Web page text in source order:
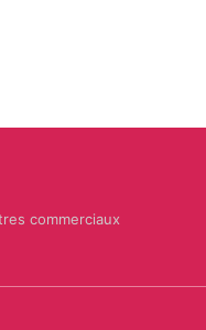
commerciaux